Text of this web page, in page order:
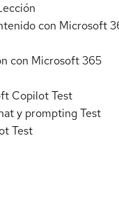
con Microsoft
con Microsoft 365
CopilotTest
y promptingTest
Test